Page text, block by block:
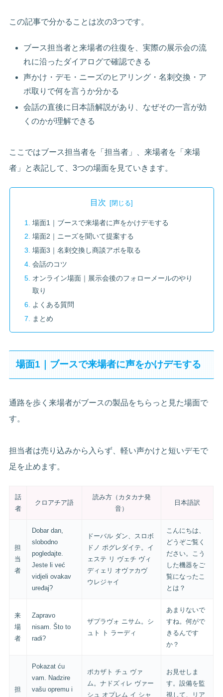
この記事で分かることは次の3つです。
ブース担当者と来場者の往復を、実際の展示会の流
れに沿ったダイアログで確認できる
声かけ・デモ・ニーズのヒアリング・名刺交換・ア
ポ取りで何を言うか分かる
会話の直後に日本語解説があり、なぜその一言が効
くのかが理解できる
ここではブース担当者を「担当者」、来場者を「来場
者」と表記して、3つの場面を見ていきます。
目次
場面1｜ブースで来場者に声をかけデモする
場面2｜ニーズを聞いて提案する
場面3｜名刺交換し商談アポを取る
会話のコツ
オンライン場面｜展示会後のフォローメールのやり
取り
よくある質問
まとめ
場面1｜ブースで来場者に声をかけデモする
通路を歩く来場者がブースの製品をちらっと見た場面で
す。
担当者は売り込みから入らず、軽い声かけと短いデモで
足を止めます。
話
者
クロアチア語
読み方（カタカナ発
音）
日本語訳
担
当
者
Dobar dan,
slobodno
pogledajte.
Jeste li već
vidjeli ovakav
uređaj?
ドーバル ダン、スロボ
ドノ ポグレダイテ。イ
ェステ リ ヴェチ ヴィ
ディェリ オヴァカヴ
ウレジャイ
こんにちは、
どうぞご覧く
ださい。こう
した機器をご
覧になったこ
とは？
来
場
者
Zapravo
nisam. Što to
radi?
ザプラヴォ ニサム。シ
ュト ト ラーディ
あまりないで
すね。何がで
きるんです
か？
担
Pokazat ću
vam. Nadzire
vašu opremu i
ポカザト チュ ヴァ
ム。ナドズィレ ヴァー
シュ オプレム イ シャ
お見せしま
す。設備を監
視して、リア